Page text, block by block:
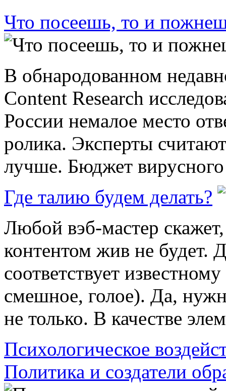
Что посеешь, то и
В обнародованном
Content Research
России немалое место
ролика. Эксперты
лучше. Бюджет
Где талию будем делать?
Любой вэб-мастер
контентом жив не будет.
соответствует
смешное, голое). Да,
не только. В качестве
Психологическое
Политика и создатели